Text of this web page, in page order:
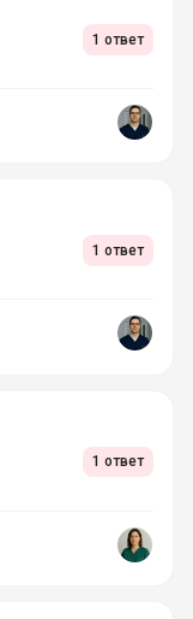
1 ответ
1 ответ
1 ответ